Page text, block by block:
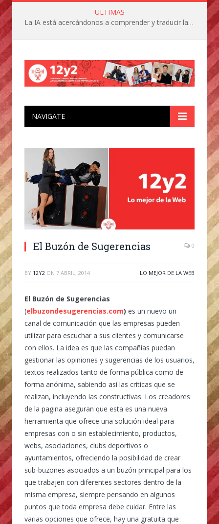
ULTIMAS
La IA está acercándonos a comprender y traducir las vocalizaciones y comportamientos de nuestras mascotas
NAVIGATE
El Buzón de Sugerencias 0
BY 12Y2 ON 7 ABRIL, 2014 LO MEJOR DE LA WEB
El Buzón de Sugerencias
(elbuzondesugerencias.com) es un nuevo un
canal de comunicación que las empresas pueden
utilizar para escuchar a sus clientes y comunicarse
con ellos. La idea es que las compañías puedan
gestionar las opiniones y sugerencias de los usuarios,
textos realizados tanto de forma pública como de
forma anónima, sabiendo así las críticas que se
realizan, incluyendo las constructivas. Los creadores
de la pagina aseguran que esta es una nueva
herramienta que ofrece una solución ideal para
empresas con o sin establecimiento, productos,
webs, asociaciones, clubs deportivos o
ayuntamientos, ofreciendo la posibilidad de crear
sub-buzones asociados a un buzón principal para los
que trabajen con diferentes sectores dentro de la
misma empresa, siempre pensando en algunos
puntos que toda empresa debe cuidar. Entre las
varias opciones que ofrece, hay una gratuita que